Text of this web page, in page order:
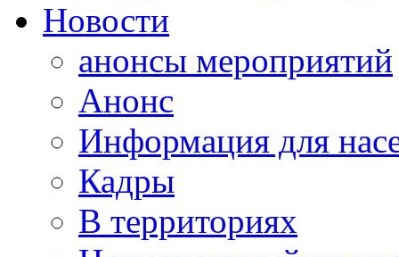
Новости
анонсы мероприятий
Анонс
Информация для
Кадры
В территориях